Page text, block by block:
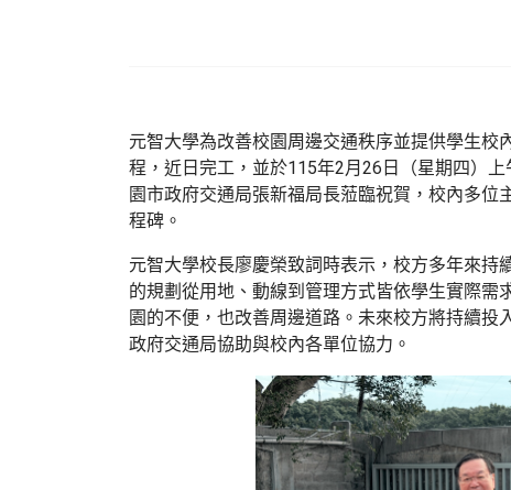
元智大學為改善校園周邊交通秩序並提供學生校
程，近日完工，並於115年2月 26 日（星期四）
園市政府交通局張新福局長蒞臨祝賀，校內多
程碑。
元智大學校長廖慶榮致詞時表示，校方多年來
的規劃從用地、動線到管理方式皆依學生實際
園的不便，也改善周邊道路。未來校方將持續
政府交通局協助與校內各單位協力。